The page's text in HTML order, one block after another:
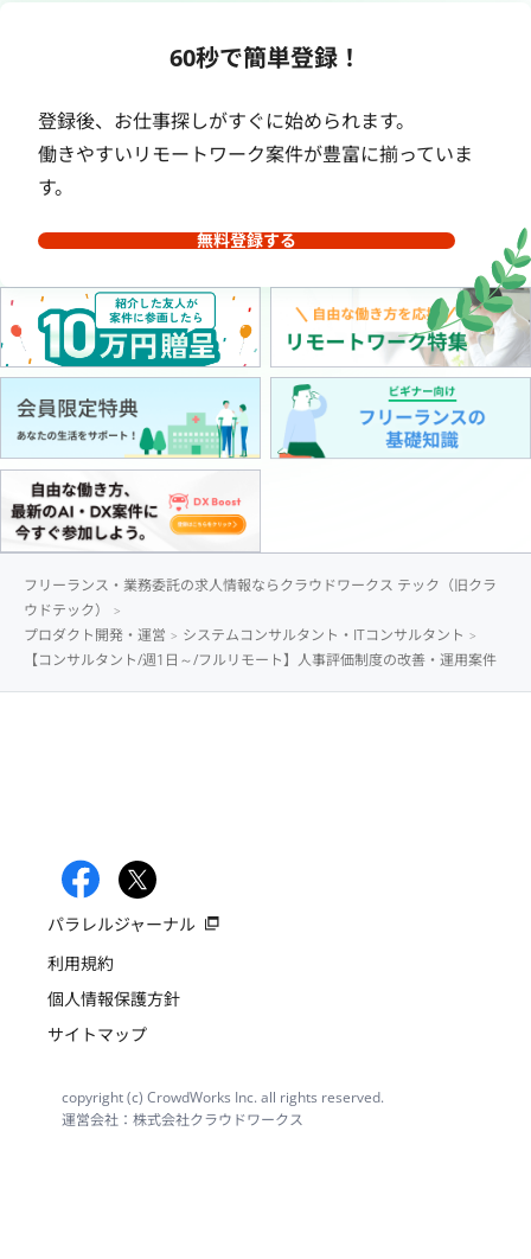
60秒で簡単登録！
登録後、お仕事探しがすぐに始められます。
働きやすいリモートワーク案件が豊富に揃っていま
す。
無料登録する
フリーランス・業務委託の求人情報ならクラウドワークス テック（旧クラ
ウドテック）
プロダクト開発・運営
システムコンサルタント・ITコンサルタント
【コンサルタント/週1日～/フルリモート】人事評価制度の改善・運用案件
パラレルジャーナル
利用規約
個人情報保護方針
サイトマップ
copyright (c) CrowdWorks Inc. all rights reserved.
運営会社：株式会社クラウドワークス